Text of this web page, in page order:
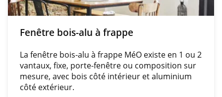
Fenêtre bois-alu à frappe
La fenêtre bois-alu à frappe MéO existe en 1 ou 2
vantaux, fixe, porte-fenêtre ou composition sur
mesure, avec bois côté intérieur et aluminium
côté extérieur.